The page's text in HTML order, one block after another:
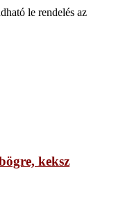
le rendelés az
keksz